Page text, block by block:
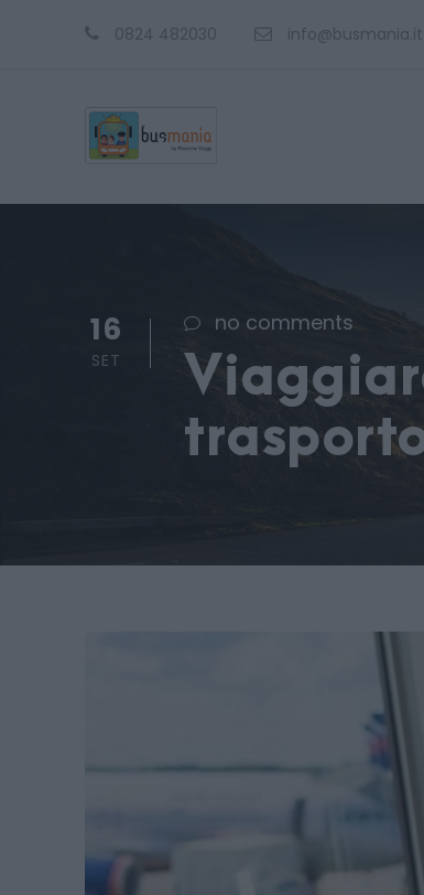
0824 482030 info@busmania.it
16
SET
no comments